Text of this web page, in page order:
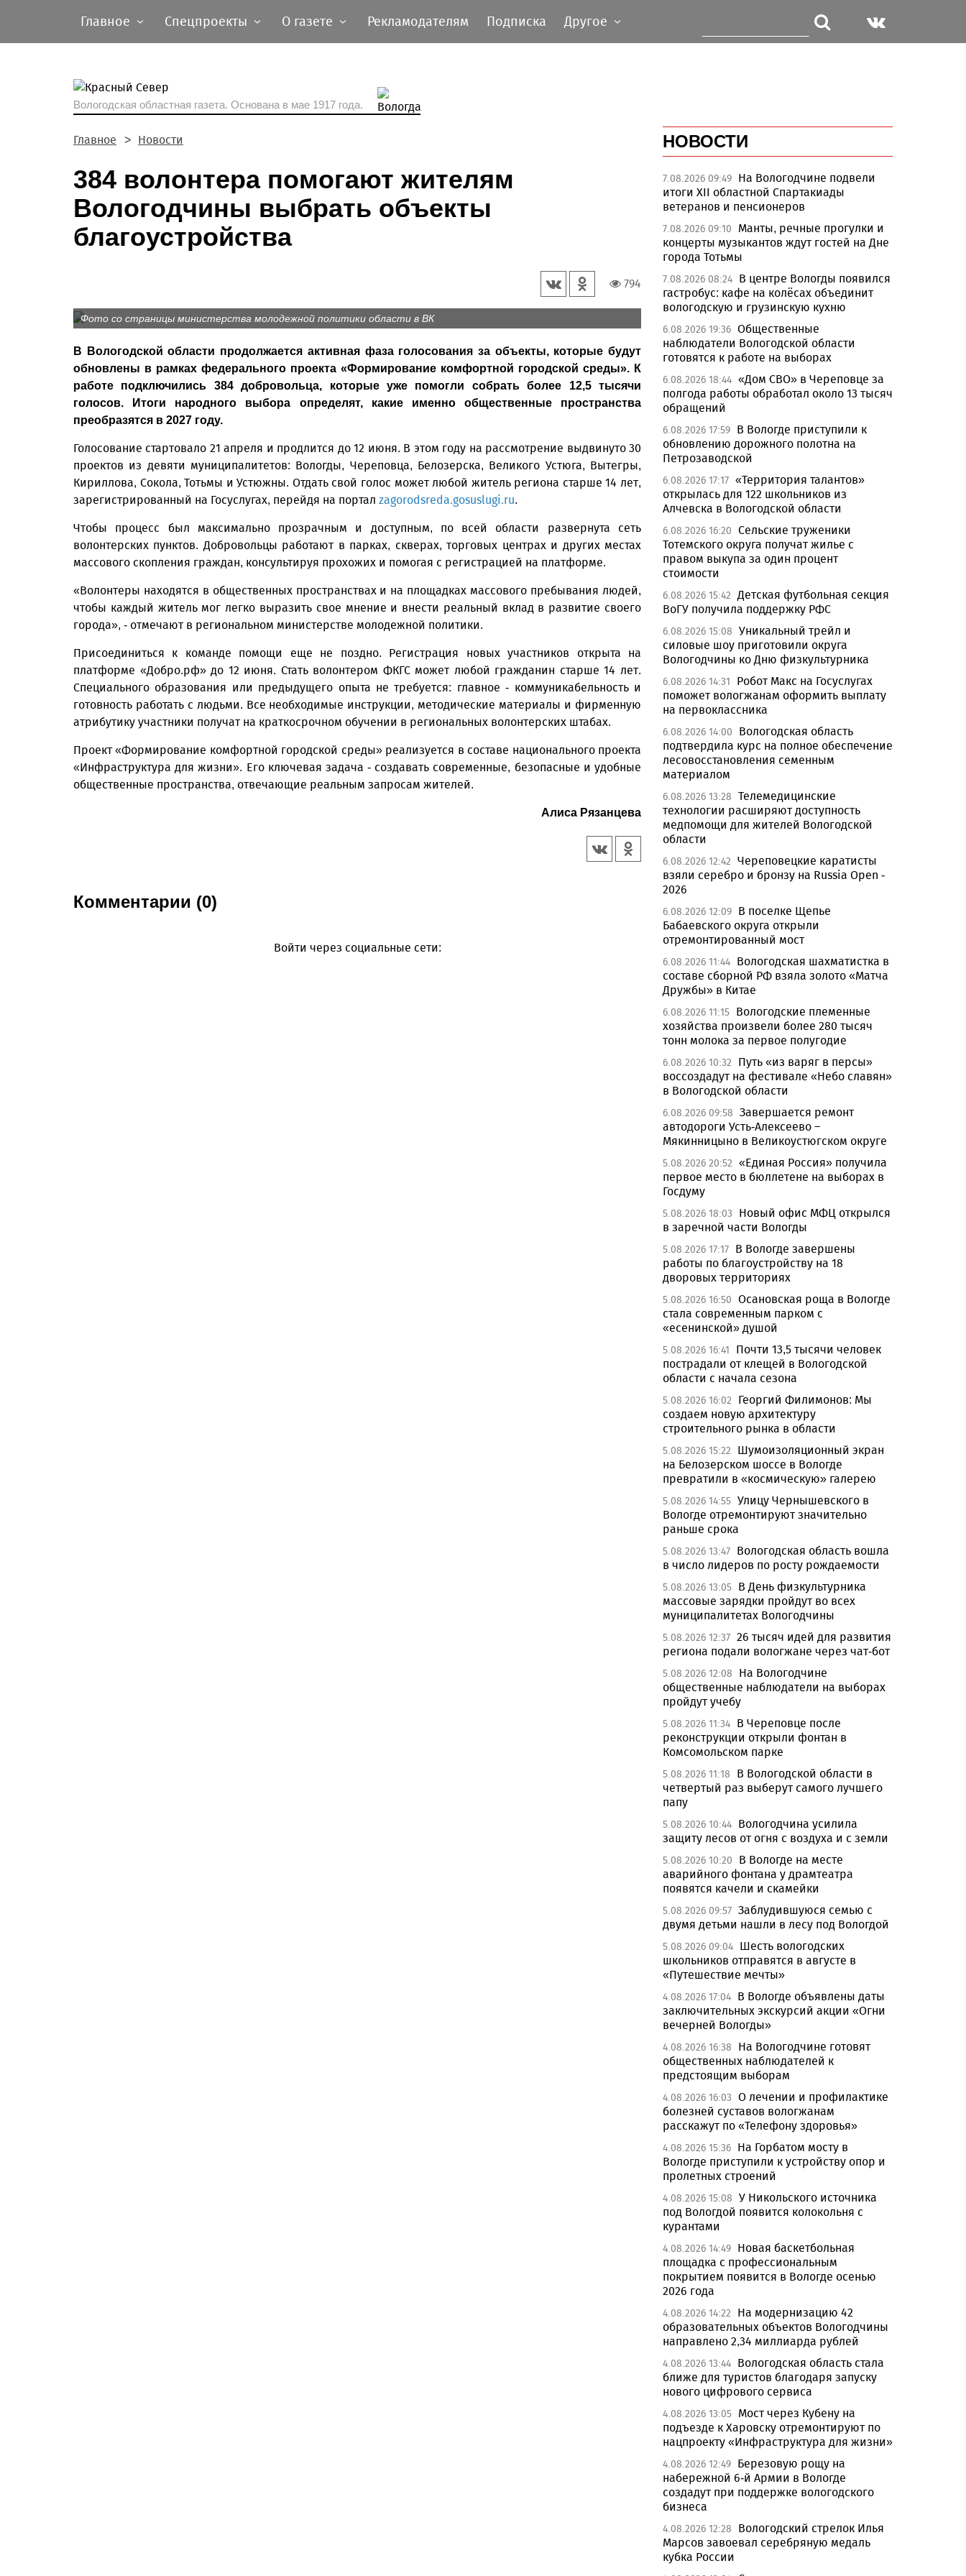
Главное Спецпроекты О газете Рекламодателям Подписка Другое
Вологодская областная газета. Основана в мае 1917 года.
Главное Новости
384 волонтера помогают жителям
Вологодчины выбрать объекты
благоустройства
794
Фото со страницы министерства молодежной политики области в ВК
В Вологодской области продолжается активная фаза голосования за объекты, которые будут
обновлены в рамках федерального проекта «Формирование комфортной городской среды». К
работе подключились 384 добровольца, которые уже помогли собрать более 12,5 тысячи
голосов. Итоги народного выбора определят, какие именно общественные пространства
преобразятся в 2027 году.
Голосование стартовало 21 апреля и продлится до 12 июня. В этом году на рассмотрение выдвинуто 30
проектов из девяти муниципалитетов: Вологды, Череповца, Белозерска, Великого Устюга, Вытегры,
Кириллова, Сокола, Тотьмы и Устюжны. Отдать свой голос может любой житель региона старше 14 лет,
зарегистрированный на Госуслугах, перейдя на портал zagorodsreda.gosuslugi.ru.
Чтобы процесс был максимально прозрачным и доступным, по всей области развернута сеть
волонтерских пунктов. Добровольцы работают в парках, скверах, торговых центрах и других местах
массового скопления граждан, консультируя прохожих и помогая с регистрацией на платформе.
«Волонтеры находятся в общественных пространствах и на площадках массового пребывания людей,
чтобы каждый житель мог легко выразить свое мнение и внести реальный вклад в развитие своего
города», - отмечают в региональном министерстве молодежной политики.
Присоединиться к команде помощи еще не поздно. Регистрация новых участников открыта на
платформе «Добро.рф» до 12 июня. Стать волонтером ФКГС может любой гражданин старше 14 лет.
Специального образования или предыдущего опыта не требуется: главное - коммуникабельность и
готовность работать с людьми. Все необходимые инструкции, методические материалы и фирменную
атрибутику участники получат на краткосрочном обучении в региональных волонтерских штабах.
Проект «Формирование комфортной городской среды» реализуется в составе национального проекта
«Инфраструктура для жизни». Его ключевая задача - создавать современные, безопасные и удобные
общественные пространства, отвечающие реальным запросам жителей.
Алиса Рязанцева
Комментарии (0)
Войти через социальные сети:
НОВОСТИ
7.08.2026 09:49 На Вологодчине подвели
итоги XII областной Спартакиады
ветеранов и пенсионеров
7.08.2026 09:10
Манты, речные прогулки и
концерты музыкантов ждут гостей на Дне
города Тотьмы
7.08.2026 08:24 В центре Вологды появился
гастробус: кафе на колёсах объединит
вологодскую и грузинскую кухню
6.08.2026 19:36 Общественные
наблюдатели Вологодской области
готовятся к работе на выборах
6.08.2026 18:44 «Дом СВО» в Череповце за
полгода работы обработал около 13 тысяч
обращений
6.08.2026 17:59 В Вологде приступили к
обновлению дорожного полотна на
Петрозаводской
6.08.2026 17:17 «Территория талантов»
открылась для 122 школьников из
Алчевска в Вологодской области
6.08.2026 16:20 Сельские труженики
Тотемского округа получат жилье с
правом выкупа за один процент
стоимости
6.08.2026 15:42 Детская футбольная секция
ВоГУ получила поддержку РФС
6.08.2026 15:08 Уникальный трейл и
силовые шоу приготовили округа
Вологодчины ко Дню физкультурника
6.08.2026 14:31
Робот Макс на Госуслугах
поможет вологжанам оформить выплату
на первоклассника
6.08.2026 14:00
Вологодская область
подтвердила курс на полное обеспечение
лесовосстановления семенным
материалом
6.08.2026 13:28 Телемедицинские
технологии расширяют доступность
медпомощи для жителей Вологодской
области
6.08.2026 12:42 Череповецкие каратисты
взяли серебро и бронзу на Russia Open -
2026
6.08.2026 12:09 В поселке Щепье
Бабаевского округа открыли
отремонтированный мост
6.08.2026 11:44 Вологодская шахматистка в
составе сборной РФ взяла золото «Матча
Дружбы» в Китае
6.08.2026 11:15 Вологодские племенные
хозяйства произвели более 280 тысяч
тонн молока за первое полугодие
6.08.2026 10:32
Путь «из варяг в персы»
воссоздадут на фестивале «Небо славян»
в Вологодской области
6.08.2026 09:58 Завершается ремонт
автодороги Усть-Алексеево –
Мякинницыно в Великоустюгском округе
5.08.2026 20:52 «Единая Россия» получила
первое место в бюллетене на выборах в
Госдуму
5.08.2026 18:03
Новый офис МФЦ открылся
в заречной части Вологды
5.08.2026 17:17 В Вологде завершены
работы по благоустройству на 18
дворовых территориях
5.08.2026 16:50 Осановская роща в Вологде
стала современным парком с
«есенинской» душой
5.08.2026 16:41
Почти 13,5 тысячи человек
пострадали от клещей в Вологодской
области с начала сезона
5.08.2026 16:02
Георгий Филимонов: Мы
создаем новую архитектуру
строительного рынка в области
5.08.2026 15:22
Шумоизоляционный экран
на Белозерском шоссе в Вологде
превратили в «космическую» галерею
5.08.2026 14:55 Улицу Чернышевского в
Вологде отремонтируют значительно
раньше срока
5.08.2026 13:47 Вологодская область вошла
в число лидеров по росту рождаемости
5.08.2026 13:05 В День физкультурника
массовые зарядки пройдут во всех
муниципалитетах Вологодчины
5.08.2026 12:37 26 тысяч идей для развития
региона подали вологжане через чат-бот
5.08.2026 12:08
На Вологодчине
общественные наблюдатели на выборах
пройдут учебу
5.08.2026 11:34 В Череповце после
реконструкции открыли фонтан в
Комсомольском парке
5.08.2026 11:18
В Вологодской области в
четвертый раз выберут самого лучшего
папу
5.08.2026 10:44 Вологодчина усилила
защиту лесов от огня с воздуха и с земли
5.08.2026 10:20
В Вологде на месте
аварийного фонтана у драмтеатра
появятся качели и скамейки
5.08.2026 09:57 Заблудившуюся семью с
двумя детьми нашли в лесу под Вологдой
5.08.2026 09:04 Шесть вологодских
школьников отправятся в августе в
«Путешествие мечты»
4.08.2026 17:04 В Вологде объявлены даты
заключительных экскурсий акции «Огни
вечерней Вологды»
4.08.2026 16:38
На Вологодчине готовят
общественных наблюдателей к
предстоящим выборам
4.08.2026 16:03 О лечении и профилактике
болезней суставов вологжанам
расскажут по «Телефону здоровья»
4.08.2026 15:36 На Горбатом мосту в
Вологде приступили к устройству опор и
пролетных строений
4.08.2026 15:08 У Никольского источника
под Вологдой появится колокольня с
курантами
4.08.2026 14:49 Новая баскетбольная
площадка с профессиональным
покрытием появится в Вологде осенью
2026 года
4.08.2026 14:22
На модернизацию 42
образовательных объектов Вологодчины
направлено 2,34 миллиарда рублей
4.08.2026 13:44 Вологодская область стала
ближе для туристов благодаря запуску
нового цифрового сервиса
4.08.2026 13:05 Мост через Кубену на
подъезде к Харовску отремонтируют по
нацпроекту «Инфраструктура для жизни»
4.08.2026 12:49 Березовую рощу на
набережной 6-й Армии в Вологде
создадут при поддержке вологодского
бизнеса
4.08.2026 12:28
Вологодский стрелок Илья
Марсов завоевал серебряную медаль
кубка России